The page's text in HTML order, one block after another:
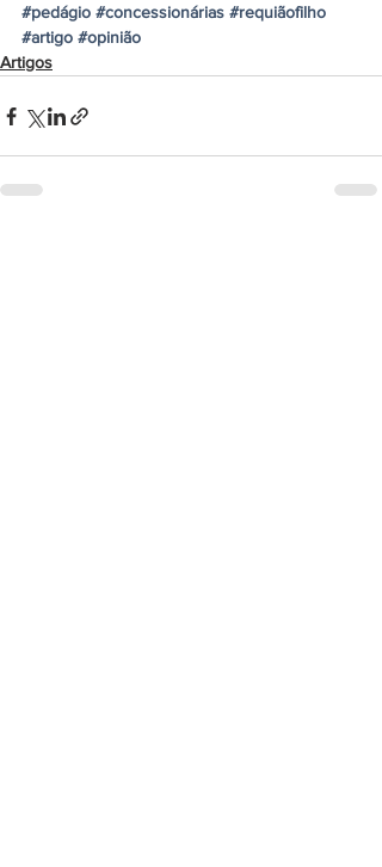
#pedágio #concessionárias #requiãofilho
#artigo #opinião
Artigos